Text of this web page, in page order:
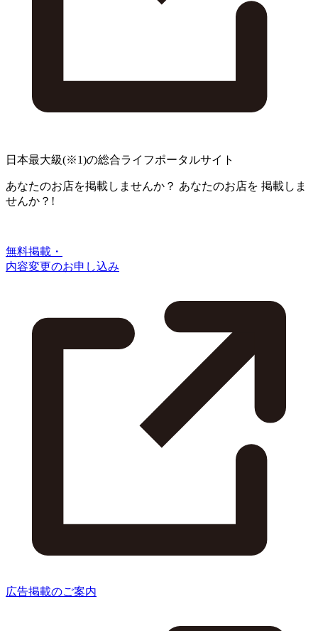
日本最大級(※1)の総合ライフポータルサイト
あなたのお店を掲載しませんか？ あなたのお店を 掲載しま
せんか？!
無料掲載・
内容変更のお申し込み
広告掲載のご案内